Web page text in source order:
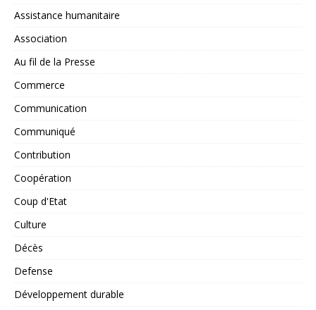
Assistance humanitaire
Association
Au fil de la Presse
Commerce
Communication
Communiqué
Contribution
Coopération
Coup d'Etat
Culture
Décès
Defense
Développement durable